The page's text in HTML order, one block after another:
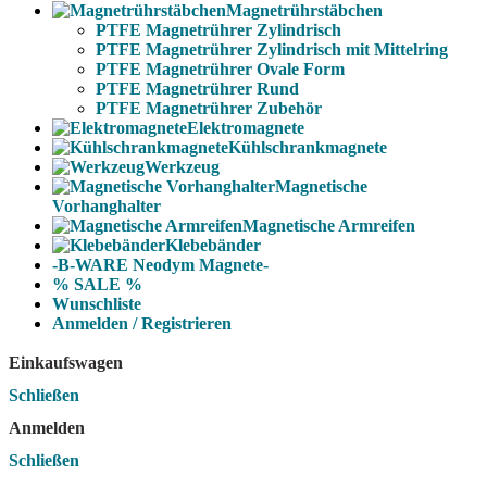
Magnetrührstäbchen
PTFE Magnetrührer Zylindrisch
PTFE Magnetrührer Zylindrisch mit Mittelring
PTFE Magnetrührer Ovale Form
PTFE Magnetrührer Rund
PTFE Magnetrührer Zubehör
Elektromagnete
Kühlschrankmagnete
Werkzeug
Magnetische
Vorhanghalter
Magnetische Armreifen
Klebebänder
-B-WARE Neodym Magnete-
% SALE %
Wunschliste
Anmelden / Registrieren
Einkaufswagen
Schließen
Anmelden
Schließen